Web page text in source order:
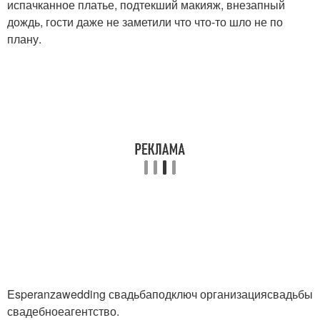
испачканное платье, подтекший макияж, внезапный
дождь, гости даже не заметили что что-то шло не по
плану.
Esperanzawedding свадьбаподключ организациясвадьбы
свадебноеагентство.